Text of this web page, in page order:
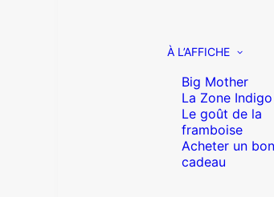
À L’AFFICHE
Big Mother
La Zone Indigo
Le goût de la
framboise
Acheter un bon
cadeau